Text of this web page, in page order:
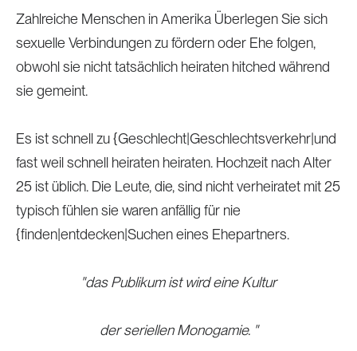
Zahlreiche Menschen in Amerika Überlegen Sie sich
sexuelle Verbindungen zu fördern oder Ehe folgen,
obwohl sie nicht tatsächlich heiraten hitched während
sie gemeint.
Es ist schnell zu {Geschlecht|Geschlechtsverkehr|und
fast weil schnell heiraten heiraten. Hochzeit nach Alter
25 ist üblich. Die Leute, die, sind nicht verheiratet mit 25
typisch fühlen sie waren anfällig für nie
{finden|entdecken|Suchen eines Ehepartners.
"das Publikum ist wird eine Kultur
der seriellen Monogamie. "